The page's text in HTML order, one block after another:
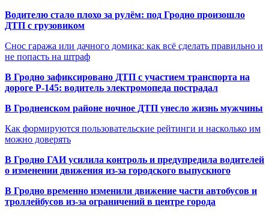
Водителю стало плохо за рулём: под Гродно произошло
ДТП с грузовиком
Снос гаража или дачного домика: как всё сделать правильно и
не попасть на штраф
В Гродно зафиксировано ДТП с участием транспорта на
дороге Р-145: водитель электромопеда пострадал
В Гродненском районе ночное ДТП унесло жизнь мужчины
Как формируются пользовательские рейтинги и насколько им
можно доверять
В Гродно ГАИ усилила контроль и предупредила водителей
о изменении движения из-за городского выпускного
В Гродно временно изменили движение части автобусов и
троллейбусов из-за ограничений в центре города